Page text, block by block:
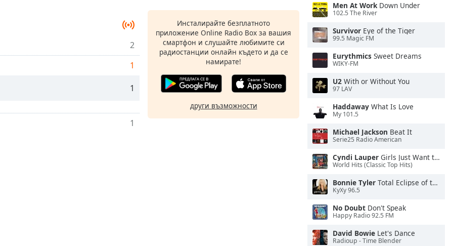
2
1
1
1
Инсталирайте безплатното
приложение Online Radio Box за вашия
смартфон и слушайте любимите си
радиостанции онлайн където и да се
намирате!
други възможности
Men At WorkDown Under
102.5 The River
Survivor Eye of the Tiger
99.5 Magic FM
Eurythmics Sweet Dreams
WIKY-FM
U2 With or Without You
97 LAV
Haddaway What Is Love
My 101.5
Michael Jackson Beat It
Serie25 Radio American
Cyndi Lauper Girls Just Want to Have Fun
World Hits (Classic Top Hits)
Bonnie Tyler Total Eclipse of the Heart
KyXy 96.5
No Doubt Don't Speak
Happy Radio 92.5 FM
David Bowie Let's Dance
Radioup - Time Blender